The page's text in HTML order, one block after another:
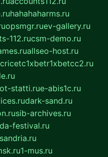
hahahaharms.ru
opsmgr.ruev-gallery.ru
112.rucsm-demo.ru
allseo-host.ru
cricetc1xbetr1xbetcc2.ru
statti.rue-abis1c.ru
dark-sand.ru
sib-archives.ru
festival.ru
1-mus.ru